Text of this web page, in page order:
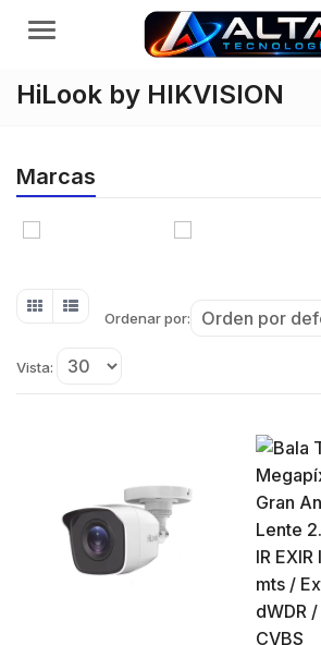
Menú
HiLook by HIKVISION
Marcas
Ordenar por:
Vista: